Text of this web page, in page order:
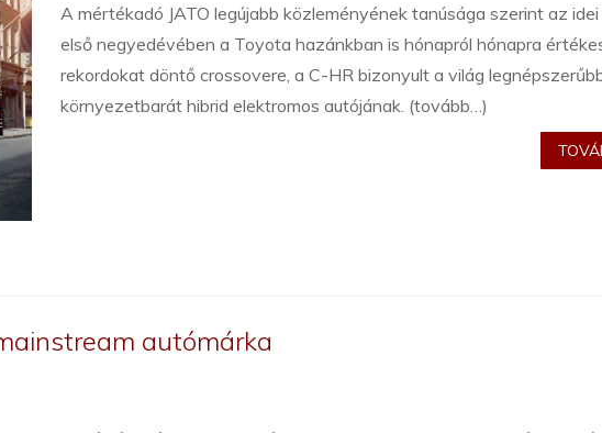
A mértékadó JATO legújabb közleményének tanúsága szerint az
első negyedévében a Toyota hazánkban is hónapról hónapra
rekordokat döntő crossovere, a C-HR bizonyult a világ
környezetbarát hibrid elektromos autójának. (tovább…)
autómárka